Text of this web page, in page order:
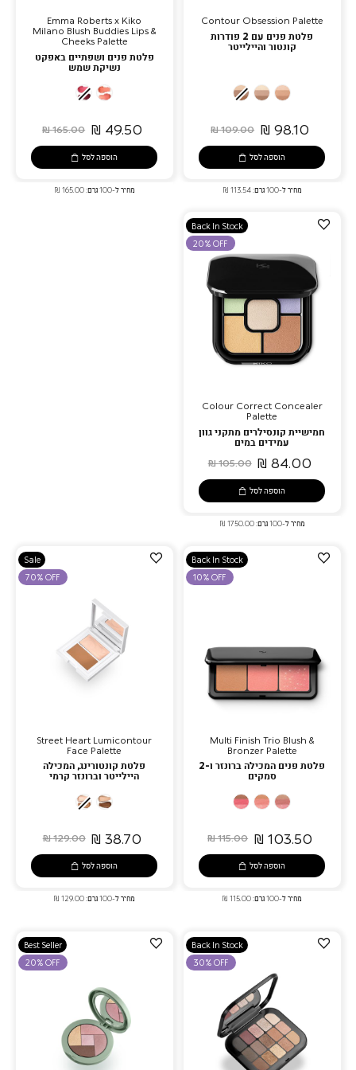
Contour Obsession Palette
פלטת פנים עם 2 פודרות
קונטור והיילייטר
02
01
03
98.10 ₪
109.00 ₪
הוספה לסל
מחיר ל-100 גרם: 113.54 ₪
Emma Roberts x Kiko
Milano Blush Buddies Lips &
Cheeks Palette
פלטת פנים ושפתיים באפקט
נשיקת שמש
01
Me
02
On
49.50 ₪
165.00 ₪
הוספה לסל
מחיר ל-100 גרם: 165.00 ₪
הוספה
Back In Stock
20% OFF
Colour Correct Concealer
Palette
חמישיית קונסילרים מתקני גוון
עמידים במים
84.00 ₪
105.00 ₪
הוספה לסל
מחיר ל-100 גרם: 1750.00 ₪
הוספה
Back In Stock
10% OFF
Multi Finish Trio Blush &
Bronzer Palette
פלטת פנים המכילה ברונזר ו-2
סמקים
02
Mauve
01
Coral
03
Pink
103.50 ₪
115.00 ₪
הוספה לסל
מחיר ל-100 גרם: 115.00 ₪
הוספה
Sale
70% OFF
Street Heart Lumicontour
Face Palette
פלטת קונטורינג, המכילה
היילייטר וברונזר קרמי
02
Gold
Cocoa
01
&
38.70 ₪
129.00 ₪
הוספה לסל
מחיר ל-100 גרם: 129.00 ₪
הוספה
Back In Stock
30% OFF
הוספה
Best Seller
20% OFF